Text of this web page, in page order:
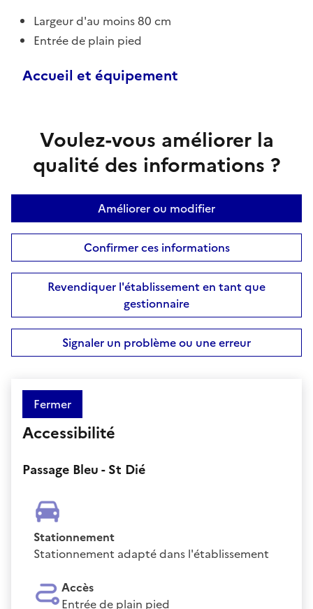
Largeur d'au moins 80 cm
Entrée de plain pied
Accueil et équipement
Voulez-vous améliorer la
qualité des informations ?
Améliorer ou modifier
Confirmer ces informations
Revendiquer l'établissement en tant que
gestionnaire
Signaler un problème ou une erreur
Fermer
Accessibilité
Passage Bleu - St Dié
Stationnement
Stationnement adapté dans l'établissement
Accès
Entrée de plain pied